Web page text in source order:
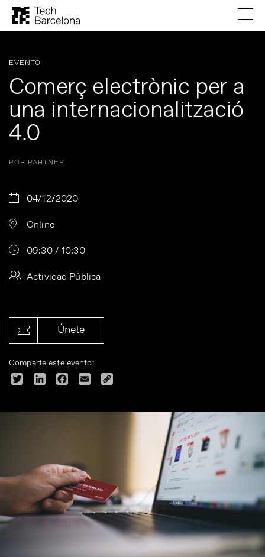
EVENTO
Comerç electrònic per a
una internacionalització
4.0
POR PARTNER
04/12/2020
Online
09:30 / 10:30
Actividad Pública
Únete
Comparte este evento:
Twitter LinkedInFacebook
Email